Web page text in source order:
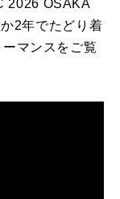
2026 OSAKA
2年でたどり着
マンスをご覧